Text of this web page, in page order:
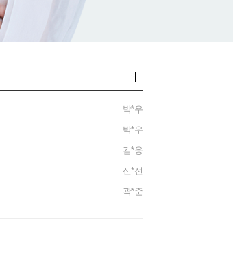
박*우
박*우
김*응
신*선
곽*준